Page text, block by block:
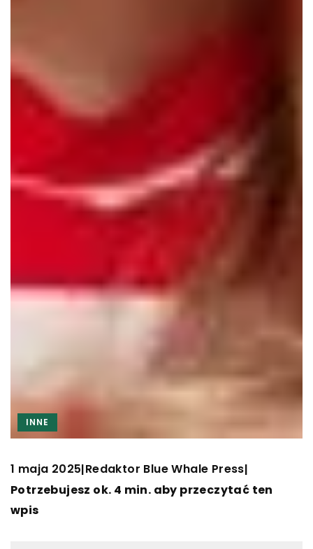
INNE
1 maja 2025|Redaktor Blue Whale Press|
Potrzebujesz ok. 4 min. aby przeczytać ten
wpis